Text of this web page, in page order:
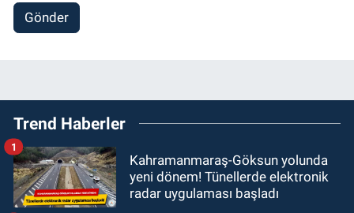
Gönder
Trend Haberler
Kahramanmaraş-Göksun yolunda
yeni dönem! Tünellerde elektronik
radar uygulaması başladı
1